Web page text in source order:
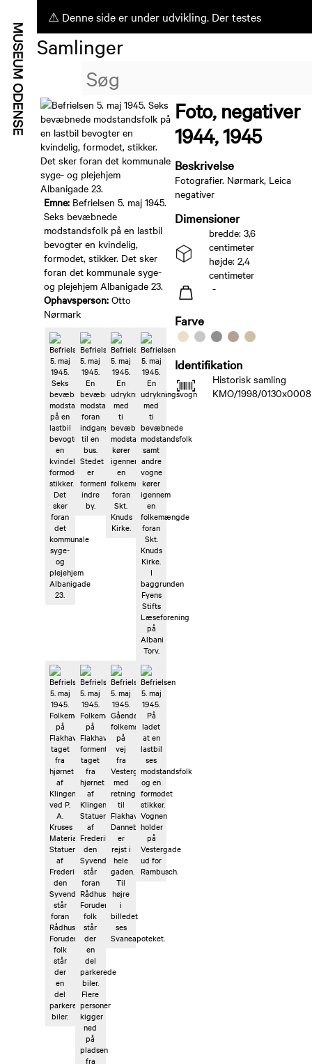
⚠ Denne side er under udvikling. Der testes
ufærdige funktioner.
Samlinger
Emne: Befrielsen 5. maj 1945.
Seks bevæbnede
modstandsfolk på en lastbil
bevogter en kvindelig,
formodet, stikker. Det sker
foran det kommunale syge-
og plejehjem Albanigade 23.
Ophavsperson: Otto
Nørmark
Foto, negativer
1944, 1945
Beskrivelse
Fotografier. Nørmark, Leica
negativer
Dimensioner
bredde: 3,6
centimeter
højde: 2,4
centimeter
-
Farve
Identifikation
Historisk samling
KMO/1998/0130x0008